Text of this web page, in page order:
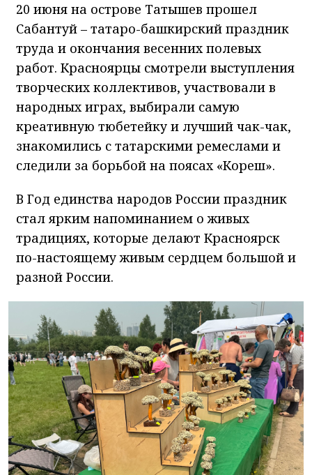
20 июня на острове Татышев прошел
Сабантуй – татаро-башкирский праздник
труда и окончания весенних полевых
работ. Красноярцы смотрели выступления
творческих коллективов, участвовали в
народных играх, выбирали самую
креативную тюбетейку и лучший чак-чак,
знакомились с татарскими ремеслами и
следили за борьбой на поясах «Кореш».
В Год единства народов России праздник
стал ярким напоминанием о живых
традициях, которые делают Красноярск
по-настоящему живым сердцем большой и
разной России.